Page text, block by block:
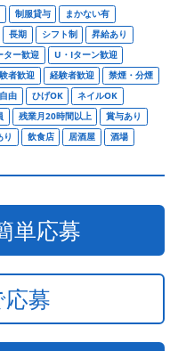
制服貸与
まかない有
長期 シフト制
昇給あり
ター歓迎
U・Iターン歓迎
者歓迎 経験者歓迎
禁煙・分煙
由 ひげOK
ネイルOK
残業月20時間以上
賞与あり
り 飲食店 居酒屋 酒場
応募
募